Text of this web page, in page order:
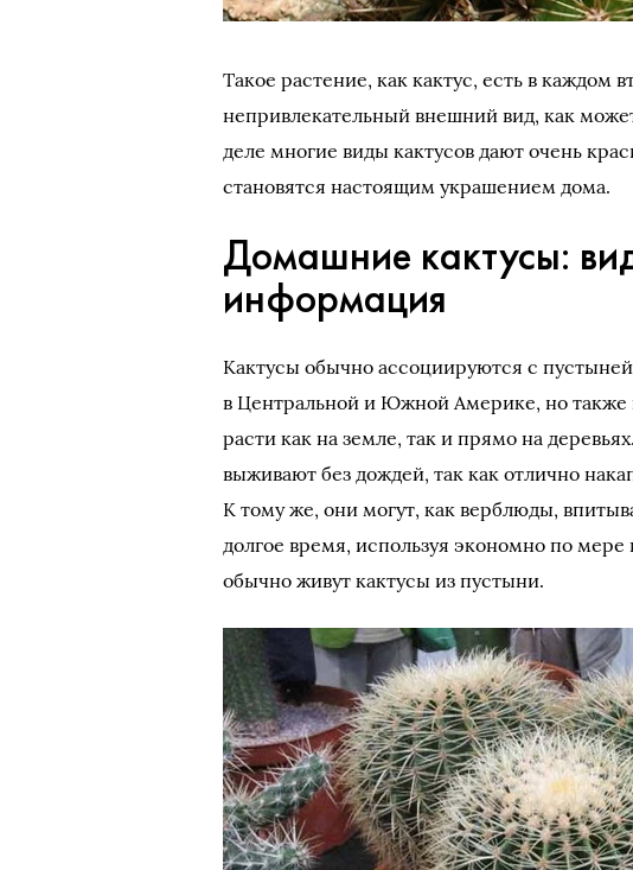
Такое растение, как кактус, есть в каждом
непривлекательный внешний вид, как
деле многие виды кактусов дают очень
становятся настоящим украшением дома.
Домашние кактусы:
информация
Кактусы обычно ассоциируются с
в Центральной и Южной Америке, но также
расти как на земле, так и прямо на
выживают без дождей, так как отлично
К тому же, они могут, как верблюды,
долгое время, используя экономно по
обычно живут кактусы из пустыни.